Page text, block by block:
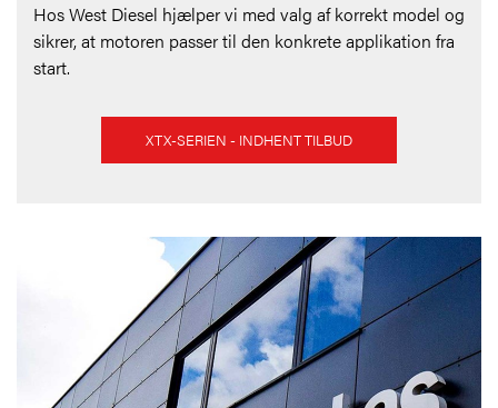
Hos West Diesel hjælper vi med valg af korrekt model og
sikrer, at motoren passer til den konkrete applikation fra
start.
XTX-SERIEN - INDHENT TILBUD